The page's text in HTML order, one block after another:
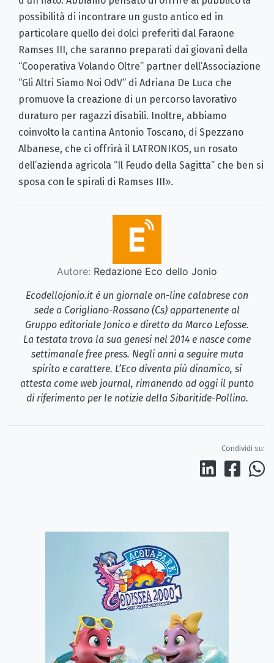
possibilità di incontrare un gusto antico ed in
particolare quello dei dolci preferiti dal Faraone
Ramses III, che saranno preparati dai giovani della
“Cooperativa Volando Oltre” partner dell’Associazione
“Gli Altri Siamo Noi OdV” di Adriana De Luca che
promuove la creazione di un percorso lavorativo
duraturo per ragazzi disabili. Inoltre, abbiamo
coinvolto la cantina Antonio Toscano, di Spezzano
Albanese, che ci offrirà il LATRONIKOS, un rosato
dell’azienda agricola “Il Feudo della Sagitta” che ben si
sposa con le spirali di Ramses III».
Autore: Redazione Eco dello Jonio
Ecodellojonio.it è un giornale on-line calabrese con
sede a Corigliano-Rossano (Cs) appartenente al
Gruppo editoriale Jonico e diretto da Marco Lefosse.
La testata trova la sua genesi nel 2014 e nasce come
settimanale free press. Negli anni a seguire muta
spirito e carattere. L’Eco diventa più dinamico, si
attesta come web journal, rimanendo ad oggi il punto
di riferimento per le notizie della Sibaritide-Pollino.
Condividi su: